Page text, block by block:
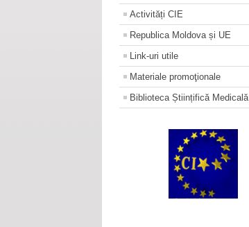
Activități CIE
Republica Moldova și UE
Link-uri utile
Materiale promoţionale
Biblioteca Științifică Medicală